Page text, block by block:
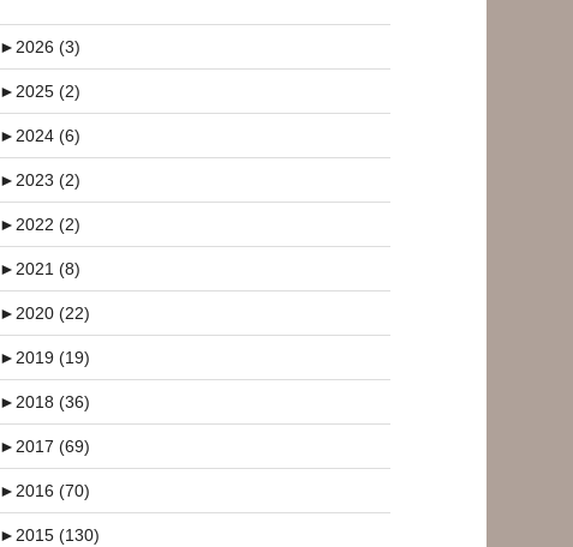
►2026 (3)
►2025 (2)
►2024 (6)
►2023 (2)
►2022 (2)
►2021 (8)
►2020 (22)
►2019 (19)
►2018 (36)
►2017 (69)
►2016 (70)
►2015 (130)